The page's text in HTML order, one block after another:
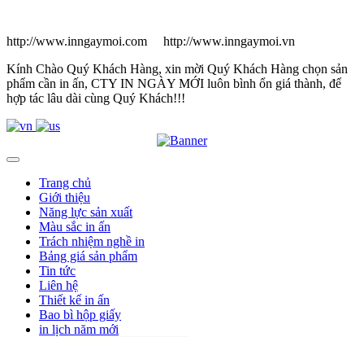
http://www.inngaymoi.com http://www.inngaymoi.vn
Kính Chào Quý Khách Hàng, xin mời Quý Khách Hàng chọn sản
phẩm cần in ấn, CTY IN NGÀY MỚI luôn bình ổn giá thành, để
hợp tác lâu dài cùng Quý Khách!!!
Trang chủ
Giới thiệu
Năng lực sản xuất
Màu sắc in ấn
Trách nhiệm nghề in
Bảng giá sản phẩm
Tin tức
Liên hệ
Thiết kế in ấn
Bao bì hộp giấy
in lịch năm mới